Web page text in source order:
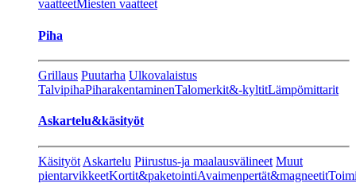
vaatteetMiesten vaatteet
Piha
Grillaus Puutarha Ulkovalaistus
TalvipihaPiharakentaminenTalomerkit&-kyltitLämpömittarit
Askartelu&käsityöt
Käsityöt Askartelu Piirustus-ja maalausvälineet Muut
pientarvikkeetKortit&paketointiAvaimenpertät&magneetit